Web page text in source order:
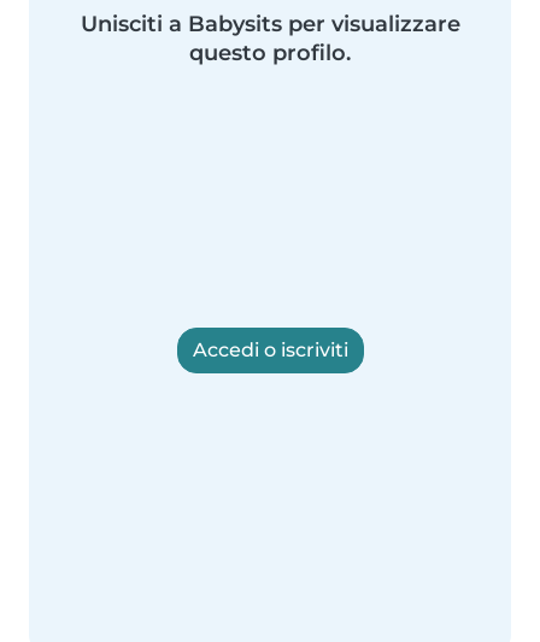
Unisciti a Babysits per visualizzare
questo profilo.
Accedi o iscriviti